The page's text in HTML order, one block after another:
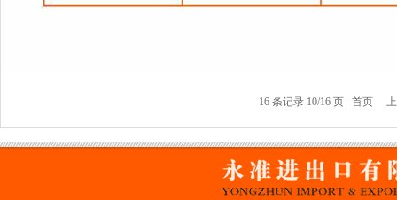
16 条记录 10/16 页 首页